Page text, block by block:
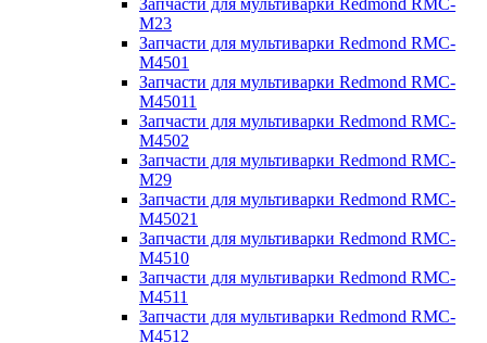
Запчасти для мультиварки Redmond RMC-
M23
Запчасти для мультиварки Redmond RMC-
M4501
Запчасти для мультиварки Redmond RMC-
M45011
Запчасти для мультиварки Redmond RMC-
M4502
Запчасти для мультиварки Redmond RMC-
M29
Запчасти для мультиварки Redmond RMC-
M45021
Запчасти для мультиварки Redmond RMC-
M4510
Запчасти для мультиварки Redmond RMC-
M4511
Запчасти для мультиварки Redmond RMC-
M4512